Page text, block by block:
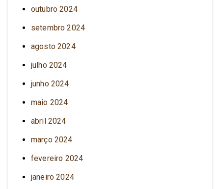
outubro 2024
setembro 2024
agosto 2024
julho 2024
junho 2024
maio 2024
abril 2024
março 2024
fevereiro 2024
janeiro 2024